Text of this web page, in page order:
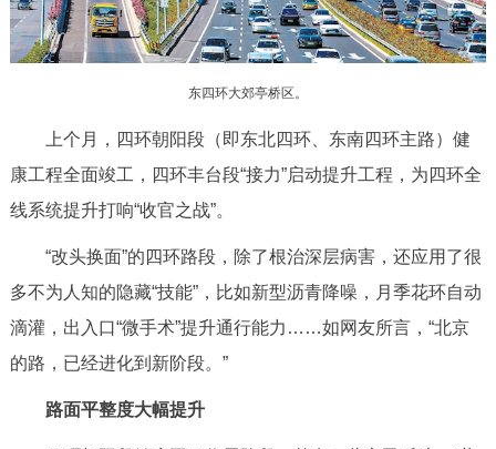
个人服务 法人服务 部门服务
中介服务 阳光政务
12345网上接诉即办 我要咨询 我要建议
参与调查 在线访谈
走进北京
东四环大郊亭桥区。
上个月，四环朝阳段（即东北四环、东南四环主路）健
康工程全面竣工，四环丰台段“接力”启动提升工程，为四环全
线系统提升打响“收官之战”。
“改头换面”的四环路段，除了根治深层病害，还应用了很
多不为人知的隐藏“技能”，比如新型沥青降噪，月季花环自动
滴灌，出入口“微手术”提升通行能力……如网友所言，“北京
的路，已经进化到新阶段。”
路面平整度大幅提升